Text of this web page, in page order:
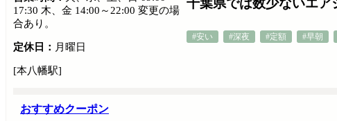
千葉県では数少ないエア
#安い #深夜 #定額 #早朝
17:30 木、金 14:00～22:00 変更の場
合あり。
定休日： 月曜日
[本八幡駅]
おすすめクーポン